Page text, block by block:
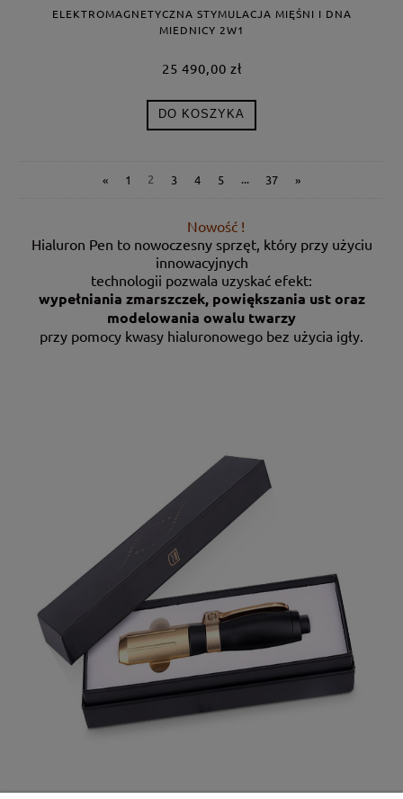
ELEKTROMAGNETYCZNA STYMULACJA MIĘŚNI I DNA
MIEDNICY 2W1
25 490,00 zł
DO KOSZYKA
« 1 2 3 4 5 ... 37 »
Nowość !
Hialuron Pen to nowoczesny sprzęt, który przy użyciu
innowacyjnych
technologii pozwala uzyskać efekt:
wypełniania zmarszczek, powiększania ust oraz
modelowania owalu twarzy
przy pomocy kwasy hialuronowego bez użycia igły.